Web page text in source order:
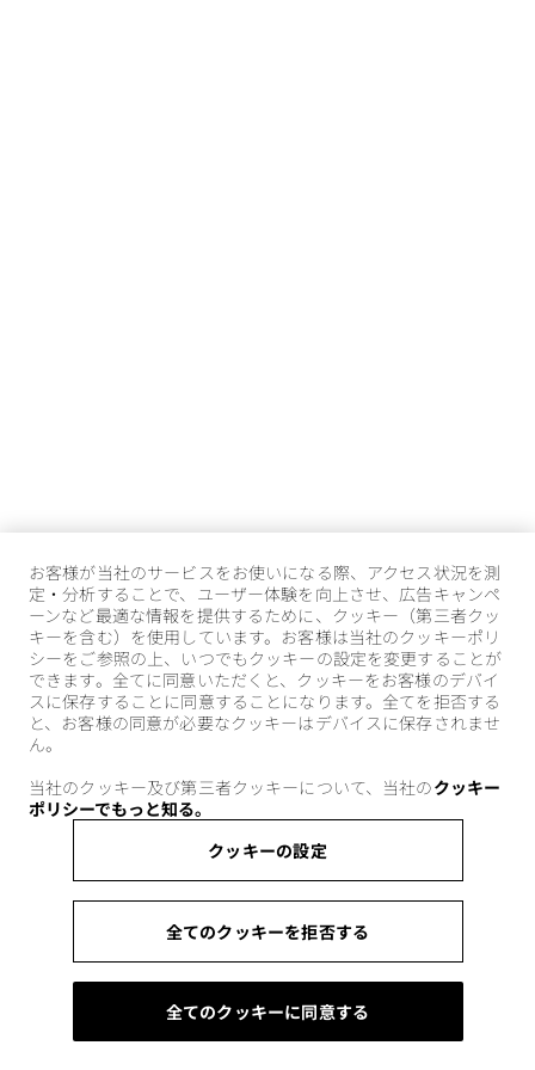
お客様が当社のサービスをお使いになる際、アクセス状況を測
定・分析することで、ユーザー体験を向上させ、広告キャンペ
ーンなど最適な情報を提供するために、クッキー（第三者クッ
キーを含む）を使用しています。お客様は当社のクッキーポリ
シーをご参照の上、いつでもクッキーの設定を変更することが
できます。全てに同意いただくと、クッキーをお客様のデバイ
スに保存することに同意することになります。全てを拒否する
と、お客様の同意が必要なクッキーはデバイスに保存されませ
ん。
当社のクッキー及び第三者クッキーについて、当社のクッキー
ポリシーでもっと知る。
クッキーの設定
全てのクッキーを拒否する
全てのクッキーに同意する